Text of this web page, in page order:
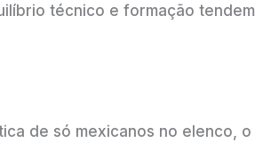
técnico e formação
de só mexicanos no elenco,